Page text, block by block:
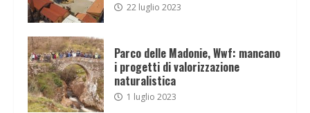
22 luglio 2023
Parco delle Madonie, Wwf: mancano
i progetti di valorizzazione
naturalistica
1 luglio 2023